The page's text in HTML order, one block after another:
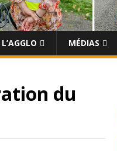
MÉDIAS
du